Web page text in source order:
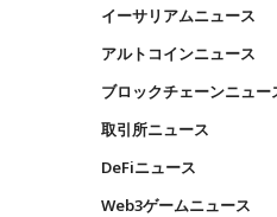
イーサリアムニュース
アルトコインニュース
ブロックチェーンニュー
取引所ニュース
DeFiニュース
Web3ゲームニュース